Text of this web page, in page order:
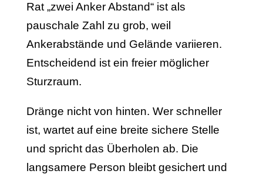
Rat „zwei Anker Abstand“ ist als
pauschale Zahl zu grob, weil
Ankerabstände und Gelände variieren.
Entscheidend ist ein freier möglicher
Sturzraum.
Dränge nicht von hinten. Wer schneller
ist, wartet auf eine breite sichere Stelle
und spricht das Überholen ab. Die
langsamere Person bleibt gesichert und